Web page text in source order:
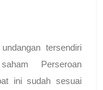
tersendiri
Perseroan
ini sudah sesuai